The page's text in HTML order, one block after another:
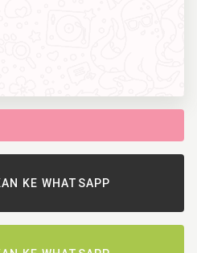
KE WHATSAPP